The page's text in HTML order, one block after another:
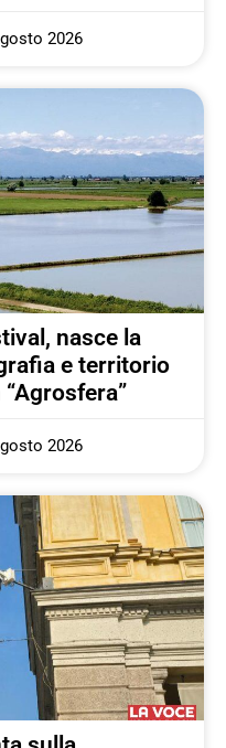
2026
nasce la
e territorio
2026